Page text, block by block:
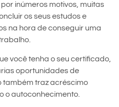
inúmeros motivos, muitas
os seus estudos e
na hora de conseguir uma
você tenha o seu certificado,
oportunidades de
também traz acréscimo
o autoconhecimento.